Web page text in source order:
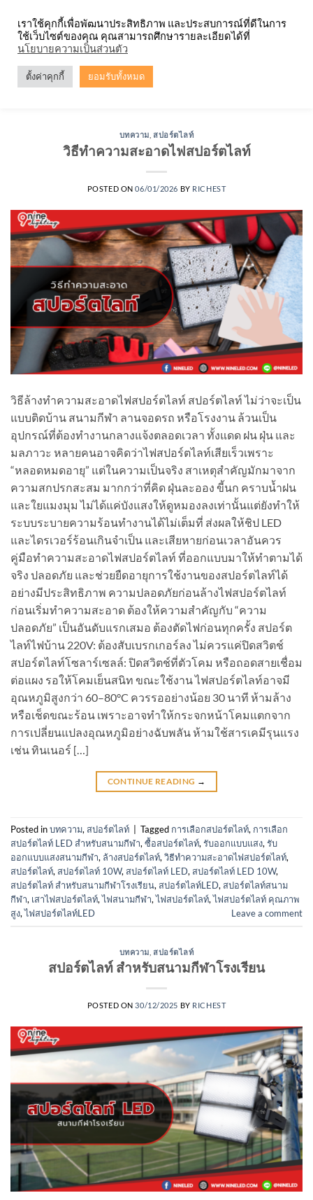
content
บทความ สปอร์ตไลท์
วิธีทำความสะอาดไฟสปอร์ตไลท์
POSTED ON06/01/2026 BY RICHEST
วิธีล้างทำความสะอาดไฟสปอร์ตไลท์ สปอร์ตไลท์ ไม่ว่าจะเป็น
แบบติดบ้าน สนามกีฬา ลานจอดรถ หรือโรงงาน ล้วนเป็น
อุปกรณ์ที่ต้องทำงานกลางแจ้งตลอดเวลา ทั้งแดด ฝน ฝุ่น และ
มลภาวะ หลายคนอาจคิดว่าไฟสปอร์ตไลท์เสียเร็วเพราะ
“หลอดหมดอายุ” แต่ในความเป็นจริง สาเหตุสำคัญมักมาจาก
ความสกปรกสะสม มากกว่าที่คิด ฝุ่นละออง ขี้นก คราบน้ำฝน
และใยแมงมุม ไม่ได้แค่บังแสงให้ดูหมองลงเท่านั้นแต่ยังทำให้
ระบบระบายความร้อนทำงานได้ไม่เต็มที่ ส่งผลให้ชิป LED
และไดรเวอร์ร้อนเกินจำเป็น และเสียหายก่อนเวลาอันควร
คู่มือทำความสะอาดไฟสปอร์ตไลท์ ที่ออกแบบมาให้ทำตามได้
จริง ปลอดภัย และช่วยยืดอายุการใช้งานของสปอร์ตไลท์ได้
อย่างมีประสิทธิภาพ ความปลอดภัยก่อนล้างไฟสปอร์ตไลท์
ก่อนเริ่มทำความสะอาด ต้องให้ความสำคัญกับ “ความ
ปลอดภัย” เป็นอันดับแรกเสมอ ต้องตัดไฟก่อนทุกครั้ง สปอร์ต
ไลท์ไฟบ้าน 220V: ต้องสับเบรกเกอร์ลง ไม่ควรแค่ปิดสวิตช์
สปอร์ตไลท์โซลาร์เซลล์: ปิดสวิตช์ที่ตัวโคม หรือถอดสายเชื่อม
ต่อแผง รอให้โคมเย็นสนิท ขณะใช้งาน ไฟสปอร์ตไลท์อาจมี
อุณหภูมิสูงกว่า 60–80°C ควรรออย่างน้อย 30 นาที ห้ามล้าง
หรือเช็ดขณะร้อน เพราะอาจทำให้กระจกหน้าโคมแตกจาก
การเปลี่ยนแปลงอุณหภูมิอย่างฉับพลัน ห้ามใช้สารเคมีรุนแรง
เช่น ทินเนอร์ […]
CONTINUE READING →
Posted inบทความ, สปอร์ตไลท์ Tagged การเลือกสปอร์ตไลท์, การเลือก
สปอร์ตไลท์ LED สำหรับสนามกีฬา,ซื้อสปอร์ตไลท์,รับออกแบบแสง,รับ
ออกแบบแสงสนามกีฬา, ล้างสปอร์ตไลท์,วิธีทำความสะอาดไฟสปอร์ตไลท์,
สปอร์ตไลท์, สปอร์ตไลท์ 10W, สปอร์ตไลท์ LED, สปอร์ตไลท์ LED 10W,
สปอร์ตไลท์ สำหรับสนามกีฬาโรงเรียน, สปอร์ตไลท์LED, สปอร์ตไลท์สนาม
กีฬา, เสาไฟสปอร์ตไลท์,ไฟสนามกีฬา,ไฟสปอร์ตไลท์,ไฟสปอร์ตไลท์ คุณภาพ
สูง,ไฟสปอร์ตไลท์LED Leave a comment
บทความ สปอร์ตไลท์
สปอร์ตไลท์ สำหรับสนามกีฬาโรงเรียน
POSTED ON30/12/2025 BY RICHEST
เราใช้คุกกี้เพื่อพัฒนาประสิทธิภาพ และประสบการณ์ที่ดีในการ
ใช้เว็บไซต์ของคุณ คุณสามารถศึกษารายละเอียดได้ที่
นโยบายความเป็นส่วนตัว
ตั้งค่าคุกกี้ ยอมรับทั้งหมด